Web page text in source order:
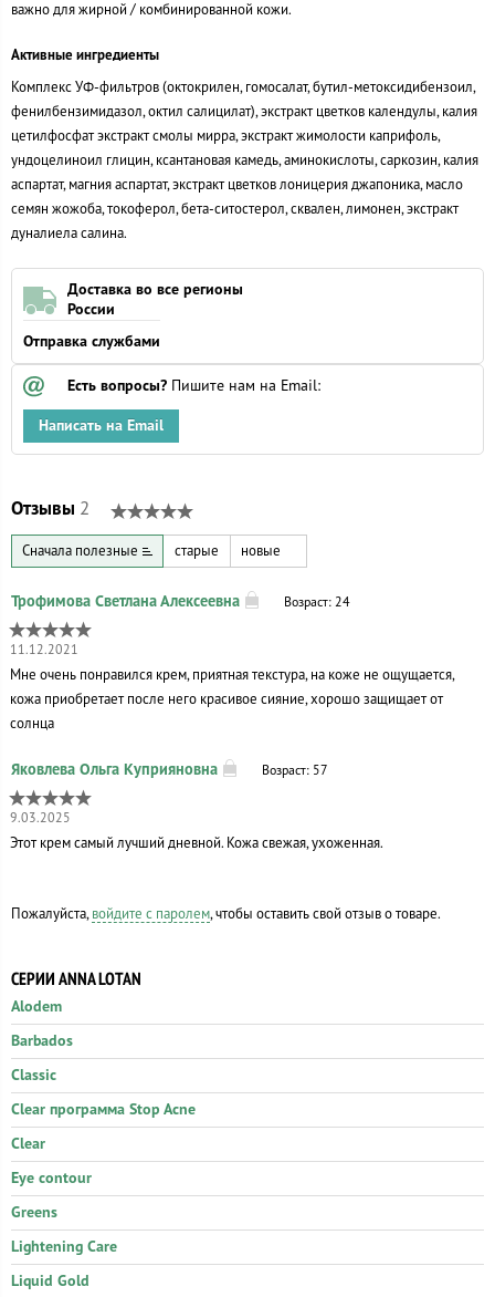
важно для жирной / комбинированной кожи.
Активные ингредиенты
Комплекс УФ-фильтров (октокрилен, гомосалат, бутил-метоксидибензоил,
фенилбензимидазол, октил салицилат), экстракт цветков календулы, калия
цетилфосфат экстракт смолы мирра, экстракт жимолости каприфоль,
ундоцелиноил глицин, ксантановая камедь, аминокислоты, саркозин, калия
аспартат, магния аспартат, экстракт цветков лоницерия джапоника, масло
семян жожоба, токоферол, бета-ситостерол, сквален, лимонен, экстракт
дуналиела салина.
Доставка во все регионы
России
Отправка службами
Есть вопросы? Пишите нам на Email:
Написать на Email
Отзывы 2
Сначала полезные старые новые
Возраст: 24
11.12.2021
Мне очень понравился крем, приятная текстура, на коже не ощущается,
кожа приобретает после него красивое сияние, хорошо защищает от
солнца
Возраст: 57
9.03.2025
Этот крем самый лучший дневной. Кожа свежая, ухоженная.
Пожалуйста, войдите с паролем, чтобы оставить свой отзыв о товаре.
СЕРИИ ANNA LOTAN
Alodem
Barbados
Classic
Clear программа Stop Acne
Clear
Eye contour
Greens
Lightening Care
Liquid Gold